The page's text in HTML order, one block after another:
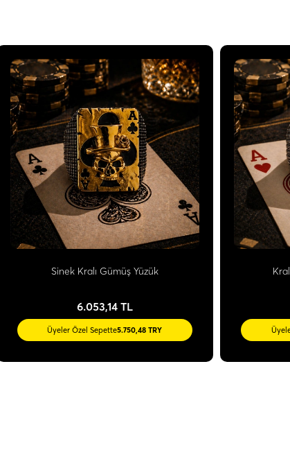
Sinek Kralı Gümüş Yüzük
6.053,14 TL
Üyeler Özel Sepette5.750,48 TRY